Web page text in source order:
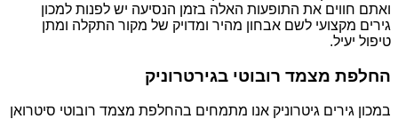
ואתם חווים את התופעות האלה בזמן הנסיעה יש לפנות למכון
גירים מקצועי לשם אבחון מהיר ומדויק של מקור התקלה ומתן
טיפול יעיל.
החלפת מצמד רובוטי בגירטרוניק
במכון גירים גיטרוניק אנו מתמחים בהחלפת מצמד רובוטי סיטרואן